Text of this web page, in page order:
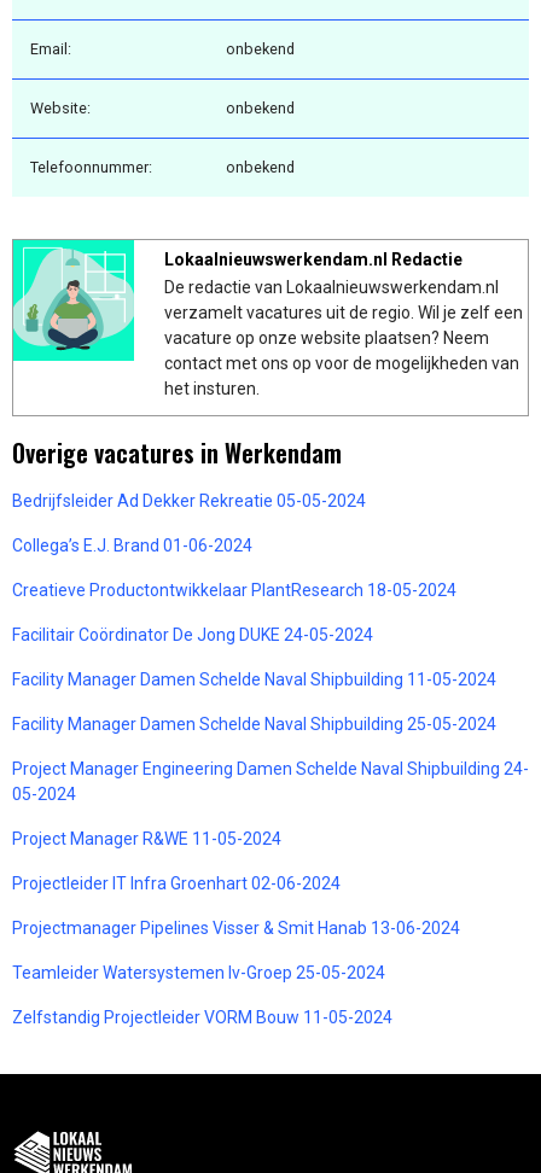
Email: onbekend
Website: onbekend
Telefoonnummer: onbekend
Lokaalnieuwswerkendam.nl Redactie
De redactie van Lokaalnieuwswerkendam.nl
verzamelt vacatures uit de regio. Wil je zelf een
vacature op onze website plaatsen? Neem
contact met ons op voor de mogelijkheden van
het insturen.
Overige vacatures in Werkendam
Bedrijfsleider Ad Dekker Rekreatie 05-05-2024
Collega’s E.J. Brand 01-06-2024
Creatieve Productontwikkelaar PlantResearch 18-05-2024
Facilitair Coördinator De Jong DUKE 24-05-2024
Facility Manager Damen Schelde Naval Shipbuilding 11-05-2024
Facility Manager Damen Schelde Naval Shipbuilding 25-05-2024
Project Manager Engineering Damen Schelde Naval Shipbuilding 24-
05-2024
Project Manager R&WE 11-05-2024
Projectleider IT Infra Groenhart 02-06-2024
Projectmanager Pipelines Visser & Smit Hanab 13-06-2024
Teamleider Watersystemen Iv-Groep 25-05-2024
Zelfstandig Projectleider VORM Bouw 11-05-2024